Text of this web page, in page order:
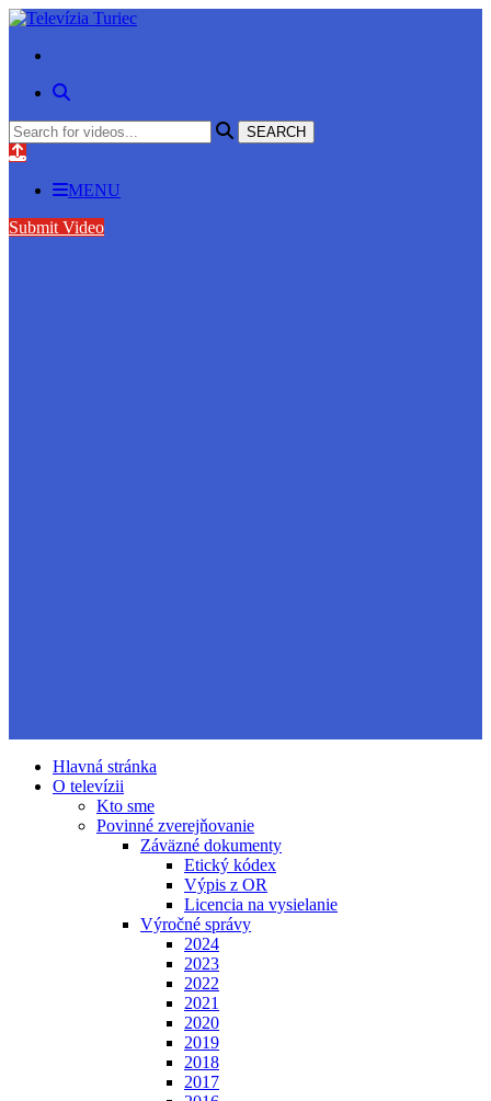
MENU
Submit Video
Hlavná stránka
O televízii
Kto sme
Povinné zverejňovanie
Záväzné dokumenty
Etický kódex
Výpis z OR
Licencia na vysielanie
Výročné správy
2024
2023
2022
2021
2020
2019
2018
2017